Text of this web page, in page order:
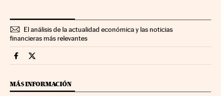
El análisis de la actualidad económica y las noticias
financieras más relevantes
Economia Cinco Días en Facebook
Economia Cinco Días en Twitter
MÁS INFORMACIÓN